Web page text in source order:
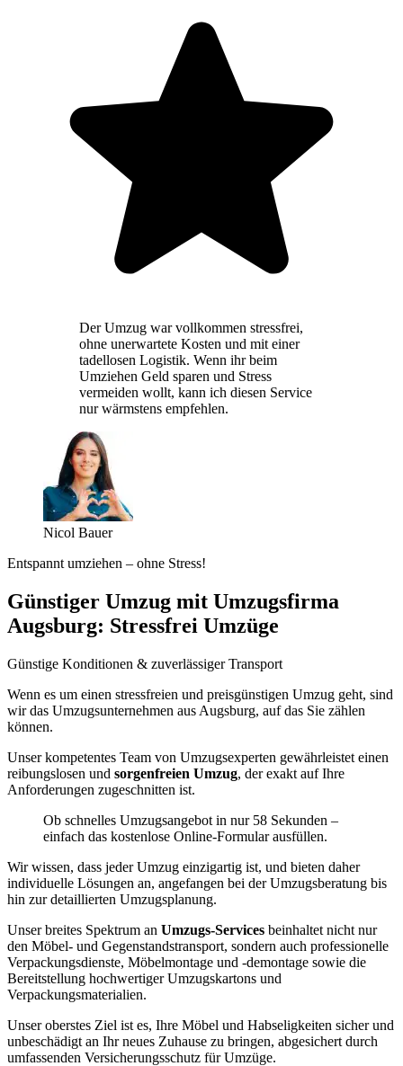
Der Umzug war vollkommen stressfrei,
ohne unerwartete Kosten und mit einer
tadellosen Logistik. Wenn ihr beim
Umziehen Geld sparen und Stress
vermeiden wollt, kann ich diesen Service
nur wärmstens empfehlen.
Nicol Bauer
Entspannt umziehen – ohne Stress!
Günstiger Umzug mit Umzugsfirma
Augsburg: Stressfrei Umzüge
Günstige Konditionen & zuverlässiger Transport
Wenn es um einen stressfreien und preisgünstigen Umzug geht, sind
wir das Umzugsunternehmen aus Augsburg, auf das Sie zählen
können.
Unser kompetentes Team von Umzugsexperten gewährleistet einen
reibungslosen und sorgenfreien Umzug, der exakt auf Ihre
Anforderungen zugeschnitten ist.
Ob schnelles Umzugsangebot in nur 58 Sekunden –
einfach das kostenlose Online-Formular ausfüllen.
Wir wissen, dass jeder Umzug einzigartig ist, und bieten daher
individuelle Lösungen an, angefangen bei der Umzugsberatung bis
hin zur detaillierten Umzugsplanung.
Unser breites Spektrum an Umzugs-Services beinhaltet nicht nur
den Möbel- und Gegenstandstransport, sondern auch professionelle
Verpackungsdienste, Möbelmontage und -demontage sowie die
Bereitstellung hochwertiger Umzugskartons und
Verpackungsmaterialien.
Unser oberstes Ziel ist es, Ihre Möbel und Habseligkeiten sicher und
unbeschädigt an Ihr neues Zuhause zu bringen, abgesichert durch
umfassenden Versicherungsschutz für Umzüge.